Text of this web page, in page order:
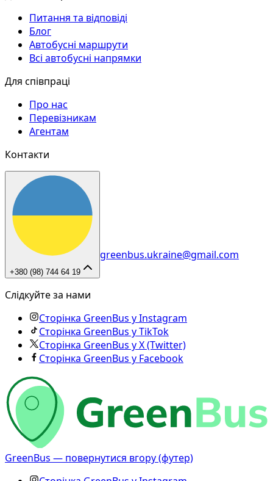
Питання та відповіді
Блог
Автобусні маршрути
Всі автобусні напрямки
Для співпраці
Про нас
Перевізникам
Агентам
Контакти
+380 (98) 744 64 19
greenbus.ukraine@gmail.com
Слідкуйте за нами
Сторінка GreenBus у Instagram
Сторінка GreenBus у TikTok
Сторінка GreenBus у X (Twitter)
Сторінка GreenBus у Facebook
GreenBus — повернутися вгору (футер)